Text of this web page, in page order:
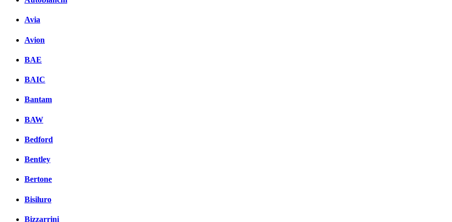
Avia
Avion
BAE
BAIC
Bantam
BAW
Bedford
Bentley
Bertone
Bisiluro
Bizzarrini